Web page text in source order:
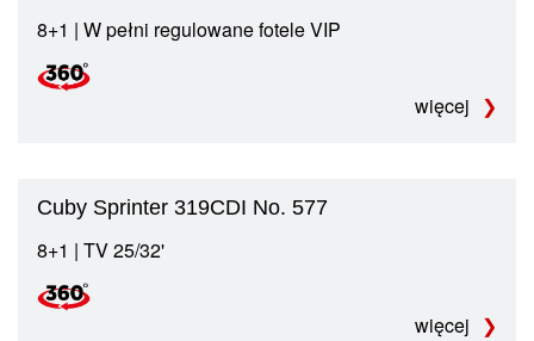
8+1 | W pełni regulowane fotele VIP
więcej
Cuby Sprinter 319CDI No. 577
8+1 | TV 25/32'
więcej